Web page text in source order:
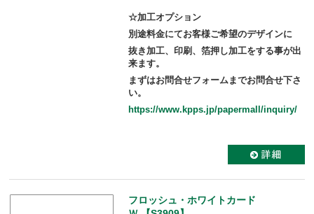
☆加工オプション
別途料金にてお客様ご希望のデザインに
抜き加工、印刷、箔押し加工をする事が出
来ます。
まずはお問合せフォームまでお問合せ下さ
い。
https://www.kpps.jp/papermall/inquiry/
フロッシュ・ホワイトカード